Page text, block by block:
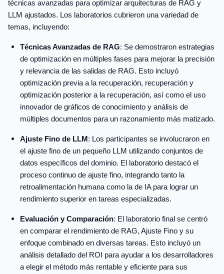
técnicas avanzadas para optimizar arquitecturas de RAG y
LLM ajustados. Los laboratorios cubrieron una variedad de
temas, incluyendo:
Técnicas Avanzadas de RAG: Se demostraron estrategias
de optimización en múltiples fases para mejorar la precisión
y relevancia de las salidas de RAG. Esto incluyó
optimización previa a la recuperación, recuperación y
optimización posterior a la recuperación, así como el uso
innovador de gráficos de conocimiento y análisis de
múltiples documentos para un razonamiento más matizado.
Ajuste Fino de LLM: Los participantes se involucraron en
el ajuste fino de un pequeño LLM utilizando conjuntos de
datos específicos del dominio. El laboratorio destacó el
proceso continuo de ajuste fino, integrando tanto la
retroalimentación humana como la de IA para lograr un
rendimiento superior en tareas especializadas.
Evaluación y Comparación: El laboratorio final se centró
en comparar el rendimiento de RAG, Ajuste Fino y su
enfoque combinado en diversas tareas. Esto incluyó un
análisis detallado del ROI para ayudar a los desarrolladores
a elegir el método más rentable y eficiente para sus